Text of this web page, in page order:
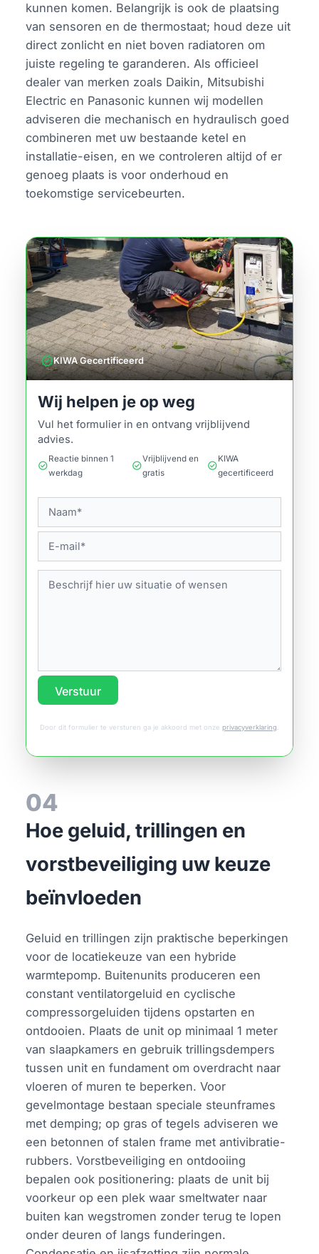
kunnen komen. Belangrijk is ook de plaatsing
van sensoren en de thermostaat; houd deze uit
direct zonlicht en niet boven radiatoren om
juiste regeling te garanderen. Als officieel
dealer van merken zoals Daikin, Mitsubishi
Electric en Panasonic kunnen wij modellen
adviseren die mechanisch en hydraulisch goed
combineren met uw bestaande ketel en
installatie-eisen, en we controleren altijd of er
genoeg plaats is voor onderhoud en
toekomstige servicebeurten.
verifiedKIWA Gecertificeerd
Wij helpen je op weg
Vul het formulier in en ontvang vrijblijvend
advies.
check_circle
Reactie binnen 1
werkdag
check_circle
Vrijblijvend en
gratis
check_circle
KIWA
gecertificeerd
Verstuur
Door dit formulier te versturen ga je akkoord met onze privacyverklaring.
04
Hoe geluid, trillingen en
vorstbeveiliging uw keuze
beïnvloeden
Geluid en trillingen zijn praktische beperkingen
voor de locatiekeuze van een hybride
warmtepomp. Buitenunits produceren een
constant ventilatorgeluid en cyclische
compressorgeluiden tijdens opstarten en
ontdooien. Plaats de unit op minimaal 1 meter
van slaapkamers en gebruik trillingsdempers
tussen unit en fundament om overdracht naar
vloeren of muren te beperken. Voor
gevelmontage bestaan speciale steunframes
met demping; op gras of tegels adviseren we
een betonnen of stalen frame met antivibratie-
rubbers. Vorstbeveiliging en ontdooiing
bepalen ook positionering: plaats de unit bij
voorkeur op een plek waar smeltwater naar
buiten kan wegstromen zonder terug te lopen
onder deuren of langs funderingen.